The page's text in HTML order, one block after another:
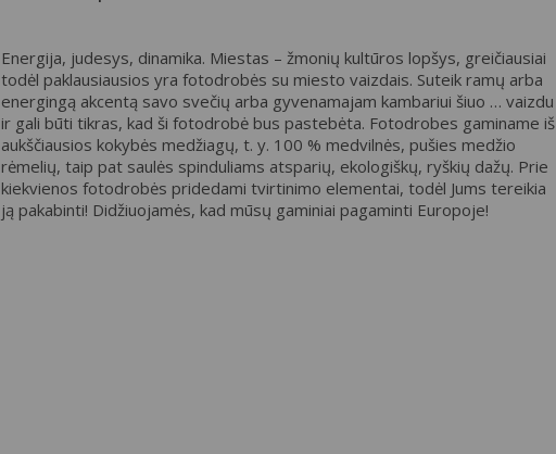
Atstumas iki kraštų:
Drobės krašteliai:
Energija, judesys, dinamika. Miestas – žmonių kultūros lopšys, greičiausiai
todėl paklausiausios yra fotodrobės su miesto vaizdais. Suteik ramų arba
energingą akcentą savo svečių arba gyvenamajam kambariui šiuo … vaizdu
ir gali būti tikras, kad ši fotodrobė bus pastebėta. Fotodrobes gaminame iš
aukščiausios kokybės medžiagų, t. y. 100 % medvilnės, pušies medžio
rėmelių, taip pat saulės spinduliams atsparių, ekologiškų, ryškių dažų. Prie
kiekvienos fotodrobės pridedami tvirtinimo elementai, todėl Jums tereikia
ją pakabinti! Didžiuojamės, kad mūsų gaminiai pagaminti Europoje!